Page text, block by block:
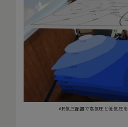
AR気圧配置で高気圧と低気圧